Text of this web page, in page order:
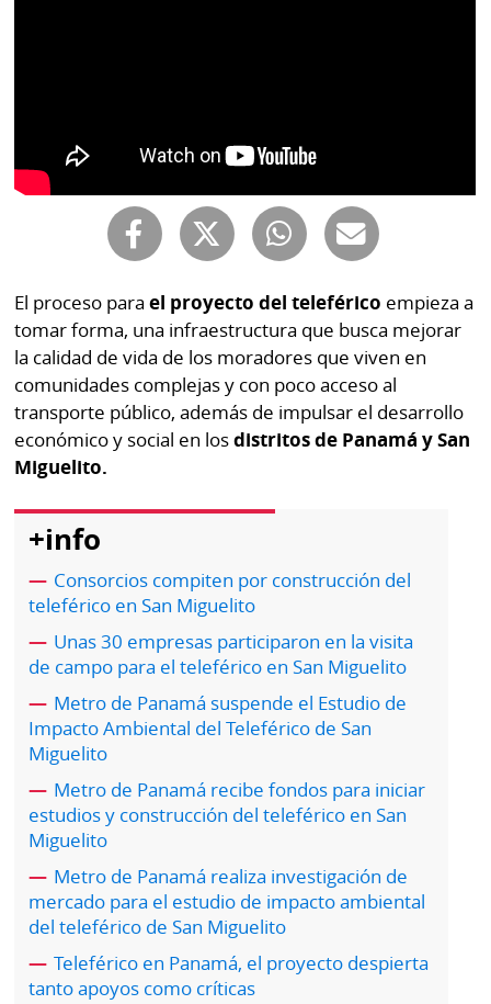
Buscador
Comunicados
Lotería
Kiosko
digital
Luctuosas
marcas
RSS
Temas
Autores
Notas
al
lector
Buenas
prácticas
SITIOS
Metro
por
Metro
Tienda
Panamá
Tus
Tiquetes
Cero
KM
Corprensa
Mi
Diario
Ellas
La
Prensa
Busca
Fácil
Hoy
por
Hoy
El proceso para el proyecto del teleférico empieza a
tomar forma, una infraestructura que busca mejorar
la calidad de vida de los moradores que viven en
comunidades complejas y con poco acceso al
transporte público, además de impulsar el desarrollo
económico y social en losdistritos de Panamá y San
Miguelito.
+info
Consorcios compiten por construcción del
teleférico en San Miguelito
Unas 30 empresas participaron en la visita
de campo para el teleférico en San Miguelito
Metro de Panamá suspende el Estudio de
Impacto Ambiental del Teleférico de San
Miguelito
Metro de Panamá recibe fondos para iniciar
estudios y construcción del teleférico en San
Miguelito
Metro de Panamá realiza investigación de
mercado para el estudio de impacto ambiental
del teleférico de San Miguelito
Teleférico en Panamá, el proyecto despierta
tanto apoyos como críticas